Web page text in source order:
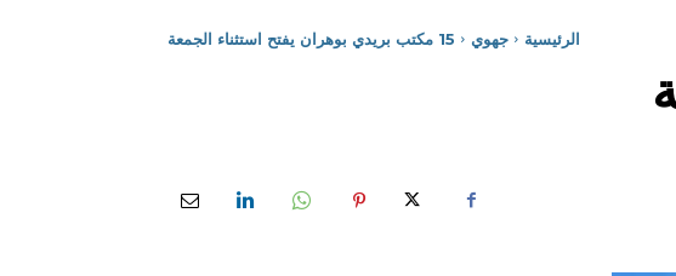
الرئيسية جهوي 15 مكتب بريدي بوهران يفتح استثناء الجمعة